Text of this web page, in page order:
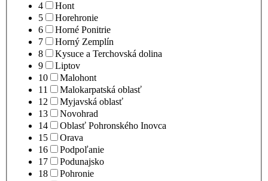
4
Hont
5
Horehronie
6
Horné Ponitrie
7
Horný Zemplín
8
Kysuce a Terchovská dolina
9
Liptov
10
Malohont
11
Malokarpatská oblasť
12
Myjavská oblasť
13
Novohrad
14
Oblasť Pohronského Inovca
15
Orava
16
Podpoľanie
17
Podunajsko
18
Pohronie